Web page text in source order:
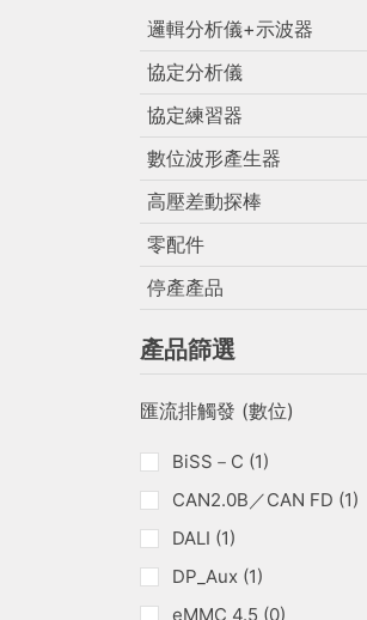
邏輯分析儀+示波器
協定分析儀
協定練習器
數位波形產生器
高壓差動探棒
零配件
停產產品
產品篩選
匯流排觸發 (數位)
BiSS－C (1)
CAN2.0B／CAN FD (1)
DALI (1)
DP_Aux (1)
eMMC 4.5 (0)